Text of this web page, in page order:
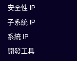
安全性 IP
子系統 IP
系統 IP
開發工具